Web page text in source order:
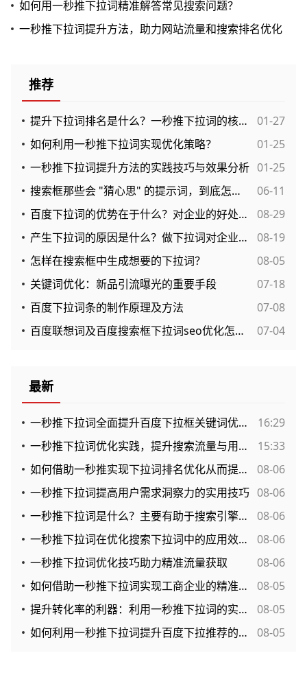
如何用一秒推下拉词精准解答常见搜索问题？
一秒推下拉词提升方法，助力网站流量和搜索排名优化
推荐
提升下拉词排名是什么？一秒推下拉词的核心优势是什么？
01-27
如何利用一秒推下拉词实现优化策略？
01-25
一秒推下拉词提升方法的实践技巧与效果分析 01-25
搜索框那些会 "猜心思" 的提示词，到底怎么用最顺手？
06-11
百度下拉词的优势在于什么？对企业的好处很多！
08-29
产生下拉词的原因是什么？做下拉词对企业有什么好处呢？
08-19
怎样在搜索框中生成想要的下拉词？
08-05
关键词优化：新品引流曝光的重要手段
07-18
百度下拉词条的制作原理及方法
07-08
百度联想词及百度搜索框下拉词seo优化怎么做？
07-04
最新
一秒推下拉词全面提升百度下拉框关键词优化的有效途径
16:29
一秒推下拉词优化实践，提升搜索流量与用户创建互动的新方法
15:33
如何借助一秒推实现下拉词排名优化从而提升网站流量？
08-06
一秒推下拉词提高用户需求洞察力的实用技巧 08-06
一秒推下拉词是什么？主要有助于搜索引擎排名的提升效果？
08-06
一秒推下拉词在优化搜索下拉词中的应用效果与实用分析
08-06
一秒推下拉词优化技巧助力精准流量获取
08-06
如何借助一秒推下拉词实现工商企业的精准市场导入？
08-05
提升转化率的利器：利用一秒推下拉词的实战策略分析
08-05
如何利用一秒推下拉词提升百度下拉推荐的点击率？
08-05